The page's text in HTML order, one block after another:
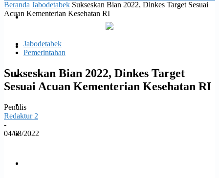
TNI Polri
Politik
Daerah
Opini
Ekonomi dan Bisnis
Beranda Jabodetabek Sukseskan Bian 2022, Dinkes Target Sesuai
Acuan Kementerian Kesehatan RI
Jabodetabek
Pemerintahan
Sukseskan Bian 2022, Dinkes Target
Sesuai Acuan Kementerian Kesehatan RI
Penulis
Redaktur 2
-
04/08/2022